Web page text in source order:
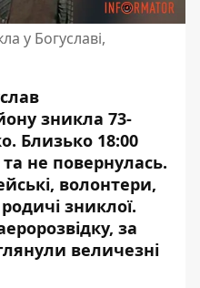
у Богуславі,
зникла 73-
Близько 18:00
не повернулась.
волонтери,
зниклої.
за
величезні